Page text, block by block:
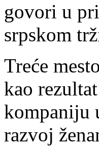
govori u
srpskom
Treće
kao
kompaniju
razvoj